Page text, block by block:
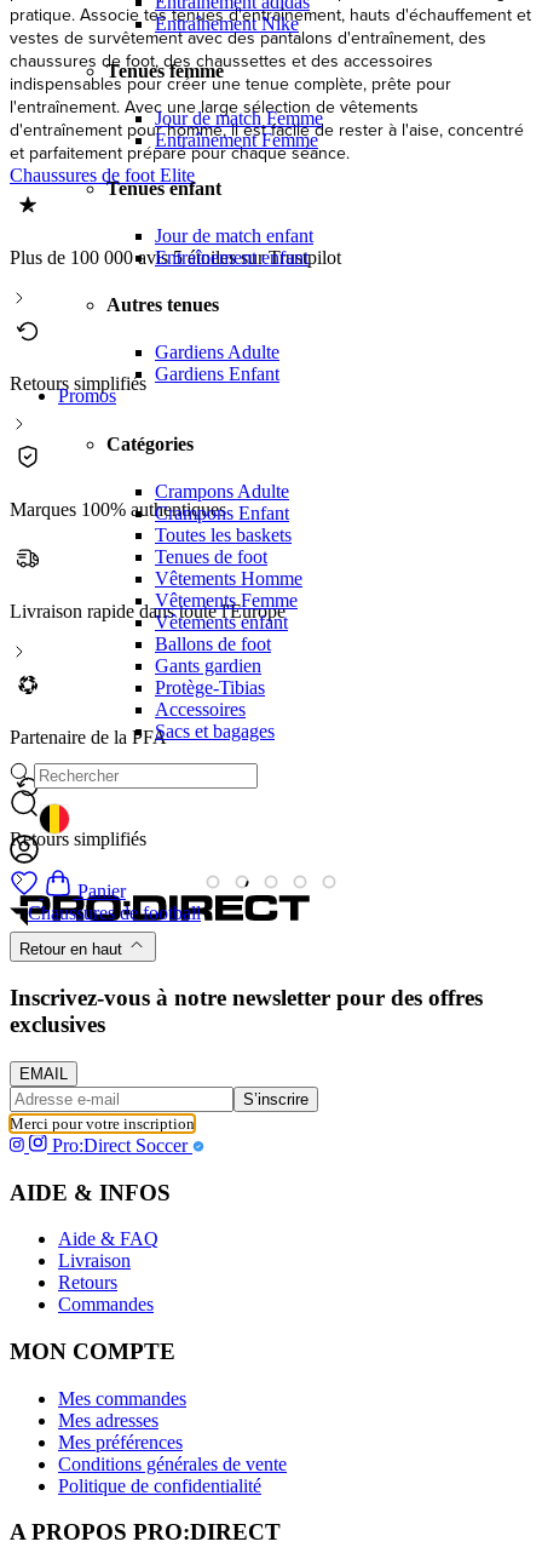
Entraînement Nike
Tenues femme
Jour de match Femme
Entraînement Femme
Tenues enfant
Jour de match enfant
Entraînement enfant
Autres tenues
Gardiens Adulte
Gardiens Enfant
Promos
Catégories
Crampons Adulte
Crampons Enfant
Toutes les baskets
Tenues de foot
Vêtements Homme
Vêtements Femme
Vêtements enfant
Ballons de foot
Gants gardien
Protège-Tibias
Accessoires
Sacs et bagages
GEOLOCATION BUTTON: BELGIQUE
Panier
Chaussures de football
pratique. Associe tes tenues d'entraînement, hauts d'échauffement et
vestes de survêtement avec des pantalons d'entraînement, des
chaussures de foot, des chaussettes et des accessoires
indispensables pour créer une tenue complète, prête pour
l'entraînement. Avec une large sélection de vêtements
d'entraînement pour homme, il est facile de rester à l'aise, concentré
et parfaitement préparé pour chaque séance.
Chaussures de foot Elite
Plus de 100 000 avis 5 étoiles sur Trustpilot
Retours simplifiés
Marques 100% authentiques
Livraison rapide dans toute l'Europe
Partenaire de la PFA
Retours simplifiés
Retour en haut
Inscrivez-vous à notre newsletter pour des offres
exclusives
EMAIL
S’inscrire
Merci pour votre inscription
Pro:Direct Soccer
AIDE & INFOS
Aide & FAQ
Livraison
Retours
Commandes
MON COMPTE
Mes commandes
Mes adresses
Mes préférences
Conditions générales de vente
Politique de confidentialité
A PROPOS PRO:DIRECT